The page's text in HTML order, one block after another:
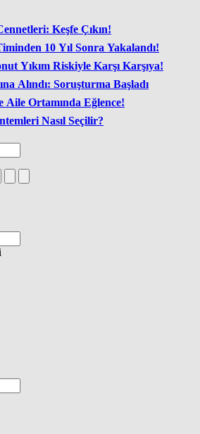
Keşfe Çıkın!
10 Yıl Sonra Yakalandı!
Yıkım Riskiyle Karşı Karşıya!
Alındı: Soruşturma Başladı
Aile Ortamında Eğlence!
Nasıl Seçilir?